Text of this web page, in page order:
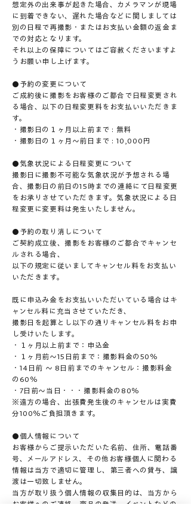
想定外の出来事が起きた場合、カメラマンが現場
に到着できない、遅れた場合などに関しましては
別の日程で再撮影・またはお支払い金額の返金ま
での対応となります。
それ以上の保障についてはご容赦くださいますよ
うお願い申し上げます。
●予約の変更について
ご成約後に撮影をお客様のご都合で日程変更され
る場合、以下の日程変更料をお支払いいただきま
す。
・撮影日の１ヶ月以上前まで : 無料
・撮影日の１ヶ月〜前日まで : 10,000円
●気象状況による日程変更について
撮影日に撮影不可能な気象状況が予想される場
合、撮影日の前日の15時までの連絡にて日程変更
をお承りさせていただきます。気象状況による日
程変更に変更料は発生いたしません。
●予約の取り消しについて
ご契約成立後、撮影をお客様のご都合でキャンセ
ルされる場合、
以下の規定に従いましてキャンセル料をお支払い
いただきます。
既に申込み金をお支払いいただいている場合はキ
ャンセル料に充当させていただき、
撮影日を起算とし以下の通りキャンセル料をお申
し受けいたします。
・１ヶ月以上前まで：申込金
・１ヶ月前〜15日前まで：撮影料金の50％
・14日前 ～ 8日前までのキャンセル：撮影料金
の60％
・7日前〜当日・・・撮影料金の80％
※遠方の場合、出張費発生後のキャンセルは実費
分100％ご負担頂きます。
●個人情報について
お客様からご提示いただいた名前、住所、電話番
号、メールアドレス、その他お客様個人に関わる
情報は当方で適切に管理し、第三者への貸与、譲
渡は一切致しません。
当方が取り扱う個人情報の収集目的は、当方から
お客様へのご連絡、商品の発送、イベントなどの